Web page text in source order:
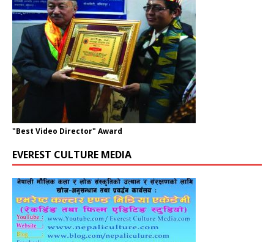
"Best Video Director" Award
EVEREST CULTURE MEDIA